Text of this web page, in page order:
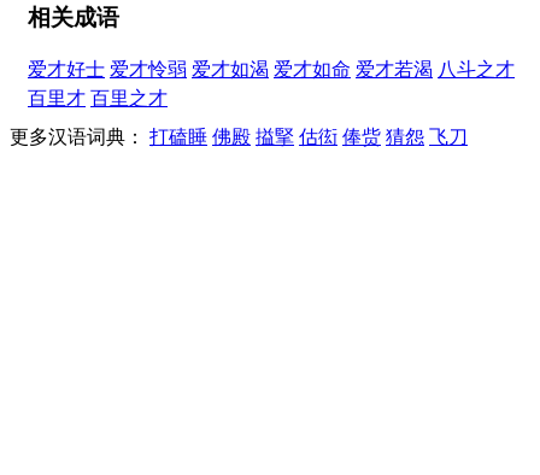
相关成语
爱才好士 爱才怜弱 爱才如渴 爱才如命 爱才若渴 八斗之才
百里才 百里之才
更多汉语词典： 打磕睡 佛殿 搤掔 估衒 俸赀 猜怨 飞刀